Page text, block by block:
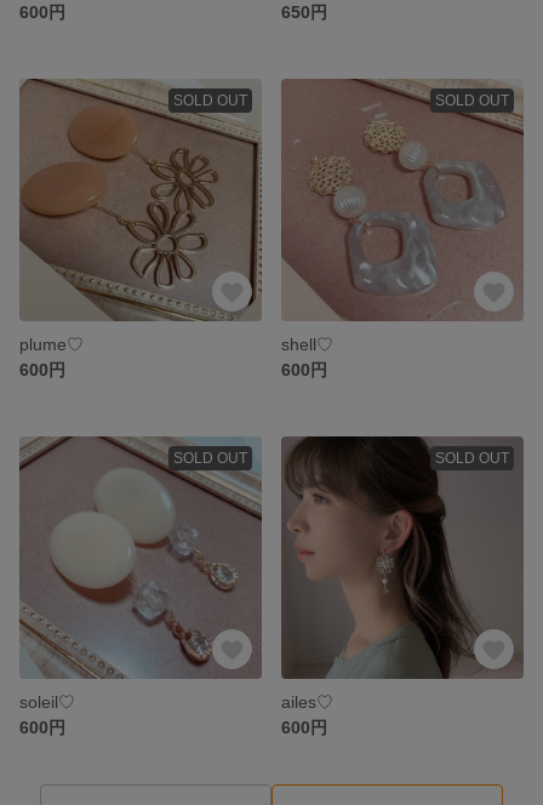
600円
650円
SOLD OUT
plume♡
600円
SOLD OUT
shell♡
600円
SOLD OUT
soleil♡
600円
SOLD OUT
ailes♡
600円